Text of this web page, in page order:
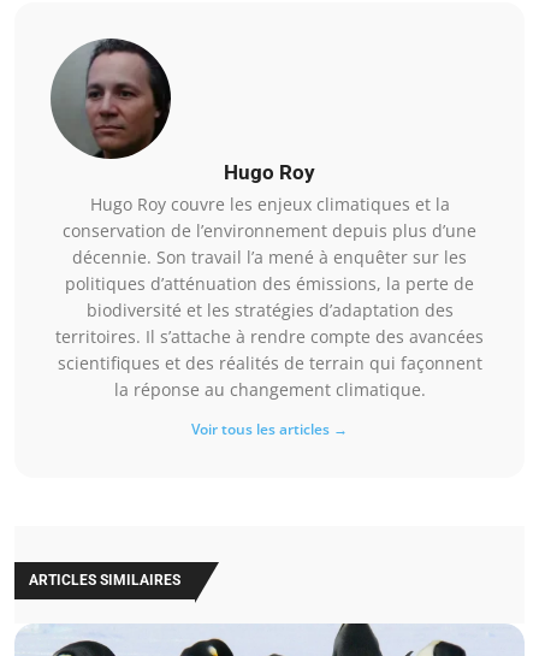
Hugo Roy
Hugo Roy couvre les enjeux climatiques et la
conservation de l’environnement depuis plus d’une
décennie. Son travail l’a mené à enquêter sur les
politiques d’atténuation des émissions, la perte de
biodiversité et les stratégies d’adaptation des
territoires. Il s’attache à rendre compte des avancées
scientifiques et des réalités de terrain qui façonnent
la réponse au changement climatique.
Voir tous les articles →
ARTICLES SIMILAIRES